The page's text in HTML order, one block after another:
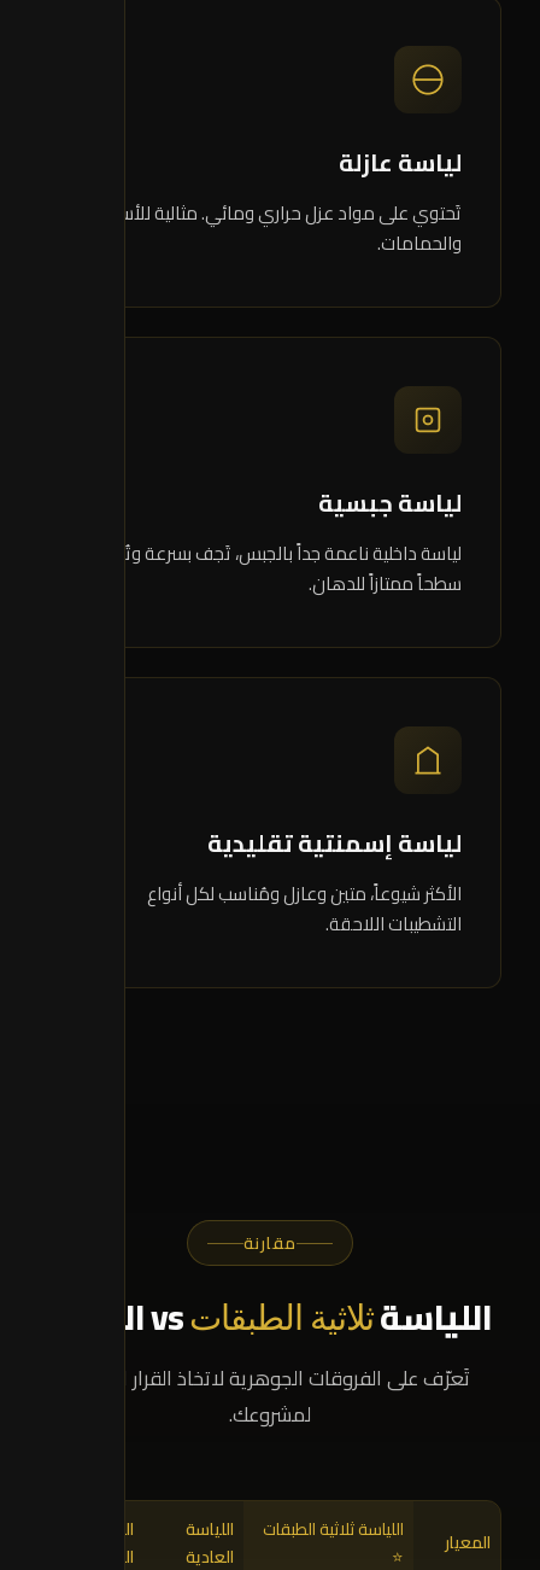
لياسة عازلة
تَحتوي على مواد عزل حراري ومائي. مثالية للأسطح
والحمامات.
لياسة جبسية
لياسة داخلية ناعمة جداً بالجبس، تَجف بسرعة وتُعطي
سطحاً ممتازاً للدهان.
لياسة إسمنتية تقليدية
الأكثر شيوعاً، متين وعازل ومُناسب لكل أنواع
التشطيبات اللاحقة.
مقارنة
اللياسةثلاثية الطبقات
تَعرّف على الفروقات الجوهرية لاتخاذ القرار الصحيح
لمشروعك.
المعيار
اللياسة ثلاثية الطبقات
⭐
اللياسة
العادية
اللياسة
الجبسية